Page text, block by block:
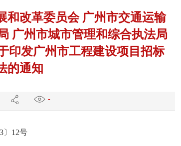
和改革委员会 广州市交通运输
广州市城市管理和综合执法局
印发广州市工程建设项目招标
的通知
-
〕12号